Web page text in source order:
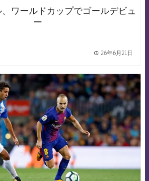
ワールドカップでゴールデビュ
ー
26年6月21日
FCB Barcelona badge